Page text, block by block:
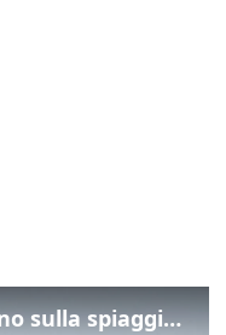
I migranti a Ceuta dormono sulla spiaggia: "Vogliamo entrare in Europa"